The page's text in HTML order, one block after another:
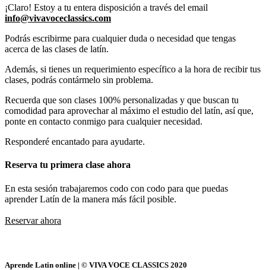
¡Claro! Estoy a tu entera disposición a través del email
info@vivavoceclassics.com
Podrás escribirme para cualquier duda o necesidad que tengas
acerca de las clases de latín.
Además, si tienes un requerimiento específico a la hora de recibir tus
clases, podrás contármelo sin problema.
Recuerda que son clases 100% personalizadas y que buscan tu
comodidad para aprovechar al máximo el estudio del latín, así que,
ponte en contacto conmigo para cualquier necesidad.
Responderé encantado para ayudarte.
Reserva tu primera clase ahora
En esta sesión trabajaremos codo con codo para que puedas
aprender Latín de la manera más fácil posible.
Reservar ahora
Aprende Latin online | © VIVA VOCE CLASSICS 2020